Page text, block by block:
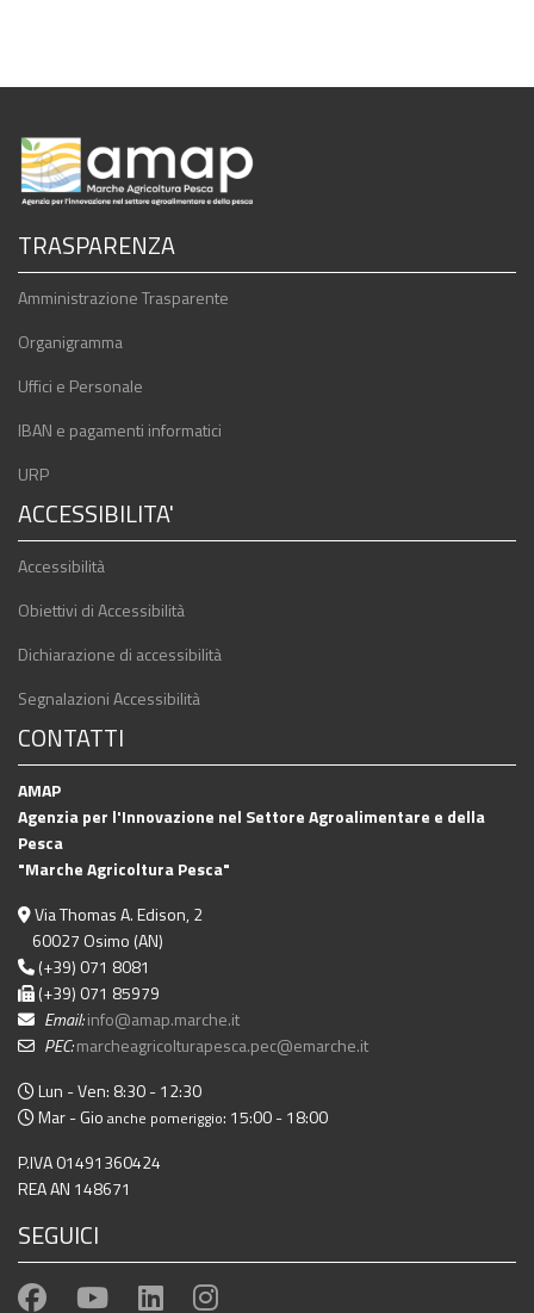
TRASPARENZA
Amministrazione Trasparente
Organigramma
Uffici e Personale
IBAN e pagamenti informatici
URP
ACCESSIBILITA'
Accessibilità
Obiettivi di Accessibilità
Dichiarazione di accessibilità
Segnalazioni Accessibilità
CONTATTI
AMAP
Agenzia per l'Innovazione nel Settore Agroalimentare e della
Pesca
"Marche Agricoltura Pesca"
Via Thomas A. Edison, 2
60027 Osimo (AN)
(+39) 071 8081
(+39) 071 85979
Email:info@amap.marche.it
PEC:marcheagricolturapesca.pec@emarche.it
Lun - Ven: 8:30 - 12:30
Mar - Gio anche pomeriggio: 15:00 - 18:00
P.IVA 01491360424
REA AN 148671
SEGUICI